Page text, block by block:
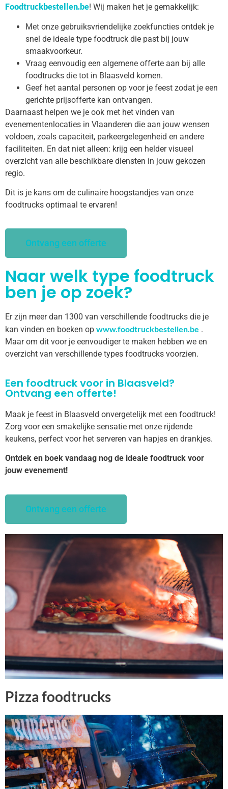
Foodtruckbestellen.be! Wij maken het je gemakkelijk:
Met onze gebruiksvriendelijke zoekfuncties ontdek je
snel de ideale type foodtruck die past bij jouw
smaakvoorkeur.
Vraag eenvoudig een algemene offerte aan bij alle
foodtrucks die tot in Blaasveld komen.
Geef het aantal personen op voor je feest zodat je een
gerichte prijsofferte kan ontvangen.
Daarnaast helpen we je ook met het vinden van
evenementenlocaties in Vlaanderen die aan jouw wensen
voldoen, zoals capaciteit, parkeergelegenheid en andere
faciliteiten. En dat niet alleen: krijg een helder visueel
overzicht van alle beschikbare diensten in jouw gekozen
regio.
Dit is je kans om de culinaire hoogstandjes van onze
foodtrucks optimaal te ervaren!
Ontvang een offerte
Naar welk type foodtruck
ben je op zoek?
Er zijn meer dan 1300 van verschillende foodtrucks die je
kan vinden en boeken op www.foodtruckbestellen.be .
Maar om dit voor je eenvoudiger te maken hebben we en
overzicht van verschillende types foodtrucks voorzien.
Een foodtruck voor in Blaasveld?
Ontvang een offerte!
Maak je feest in Blaasveld onvergetelijk met een foodtruck!
Zorg voor een smakelijke sensatie met onze rijdende
keukens, perfect voor het serveren van hapjes en drankjes.
Ontdek en boek vandaag nog de ideale foodtruck voor
jouw evenement!
Ontvang een offerte
Pizza foodtrucks